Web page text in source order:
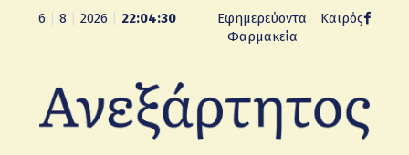
6 8 2026 22:04:31
Εφημερεύοντα
Φαρμακεία
Καιρός